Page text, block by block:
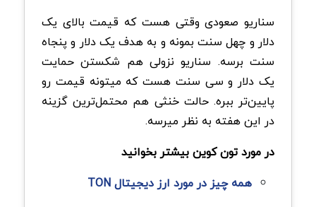
سناریو صعودی وقتی هست که قیمت بالای یک
دلار و چهل سنت بمونه و به هدف یک دلار و پنجاه
سنت برسه. سناریو نزولی هم شکستن حمایت
یک دلار و سی سنت هست که میتونه قیمت رو
پایین‌تر ببره. حالت خنثی هم محتمل‌ترین گزینه
در این هفته به نظر میرسه.
در مورد تون کوین بیشتر بخوانید
همه چیز در مورد ارز دیجیتال TON